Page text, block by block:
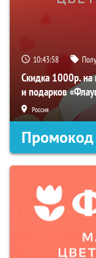
10:43:57
Скидка 1000р. на
и подарков
Россия
Промокод